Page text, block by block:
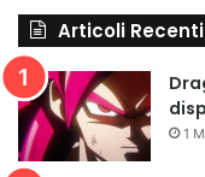
Articoli Recenti
1